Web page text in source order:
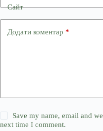
Сайт
Додати коментар *
Save my name, email and
next time I comment.